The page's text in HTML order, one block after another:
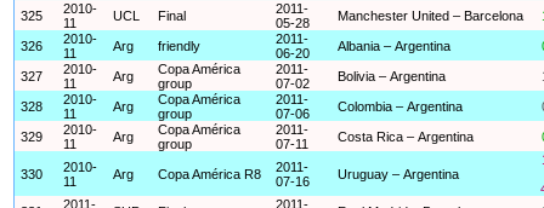
325
2010-
11
UCL Final
2011-
05-28
Manchester United – Barcelona
326
2010-
11
Arg friendly
2011-
06-20
Albania – Argentina
327
2010-
11
Arg
Copa América
group
2011-
07-02
Bolivia – Argentina
328
2010-
11
Arg
Copa América
group
2011-
07-06
Colombia – Argentina
329
2010-
11
Arg
Copa América
group
2011-
07-11
Costa Rica – Argentina
330
2010-
11
Arg Copa América R8
2011-
07-16
Uruguay – Argentina
2011-
2011-